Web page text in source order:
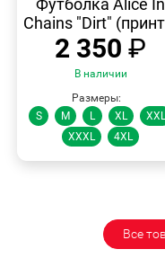
Футболка Alice In
Chains "Dirt"
2 350 ₽
В наличии
Размеры:
S
M L XL
XXL
XXXL
4XL
Все